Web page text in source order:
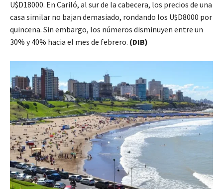
U$D18000. En Cariló, al sur de la cabecera, los precios de una
casa similar no bajan demasiado, rondando los U$D8000 por
quincena. Sin embargo, los números disminuyen entre un
30% y 40% hacia el mes de febrero. (DIB)